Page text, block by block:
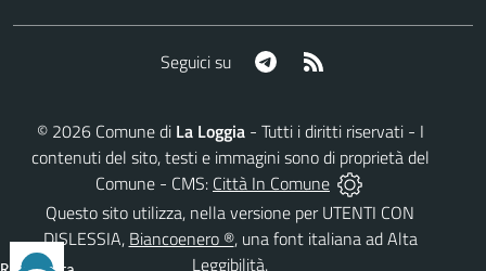
Seguici su Telegram
© 2026Comune di La Loggia- Tutti i diritti riservati - I
contenuti del sito, testi e immagini sono di proprietà del
Comune - CMS: Città In Comune
Questo sito utilizza, nella versione per UTENTI CON
DISLESSIA, Biancoenero ®, una font italiana ad Alta
Leggibilità.